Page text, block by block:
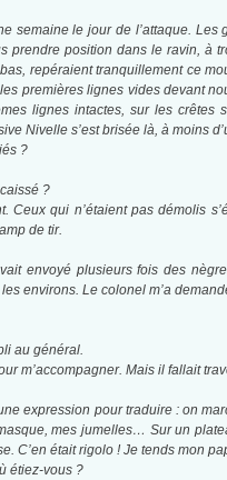
semaine le jour de l’attaque.
prendre position dans le ravin, à
repéraient tranquillement ce
premières lignes vides devant
lignes intactes, sur les
Nivelle s’est brisée là, à moins
?
?
Ceux qui n’étaient pas démolis
de tir.
envoyé plusieurs fois des
environs. Le colonel m’a
au général.
m’accompagner. Mais il fallait
expression pour traduire : on
mes jumelles… Sur un
C’en était rigolo ! Je tends mon
étiez-vous ?